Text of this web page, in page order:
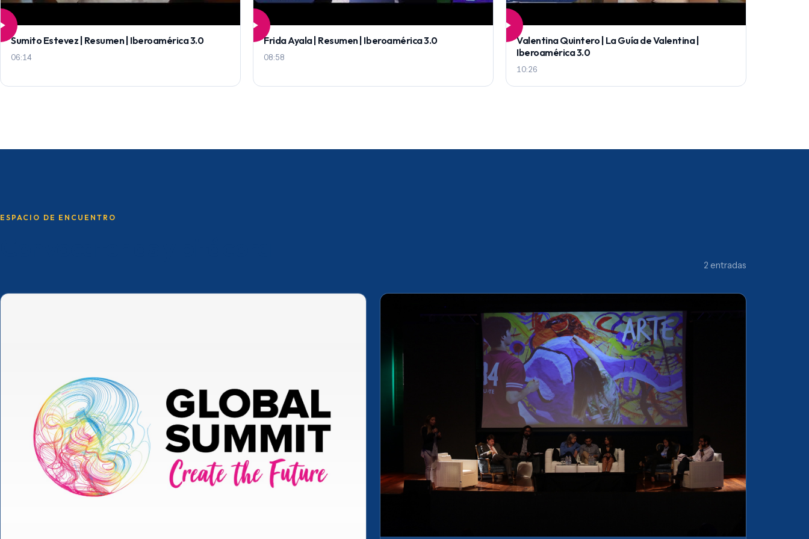
Sumito Estevez | Resumen | Iberoamérica 3.0
06:14
Frida Ayala | Resumen | Iberoamérica 3.0
08:58
Valentina Quintero | La Guía de Valentina |
Iberoamérica 3.0
10:26
ESPACIO DE ENCUENTRO
2 entradas